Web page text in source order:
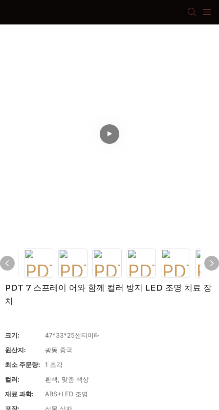
PDT 7 스프레이 어와 함께 컬러 방지 LED 조명 치료 장
치
크기:
47*33*25센티미터
원산지:
광동 중국
최소 주문량:
1 조각
컬러:
흰색, 맞춤 색상
재료 과학:
ABS+LED 조명